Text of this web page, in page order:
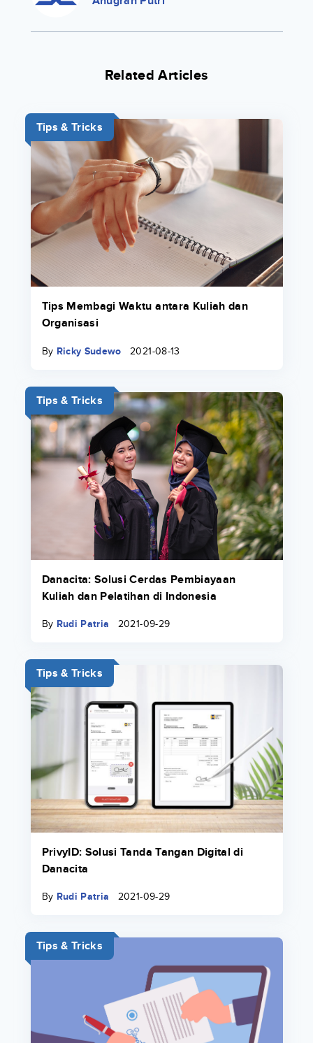
Related Articles
Tips & Tricks
Tips Membagi Waktu antara Kuliah dan
Organisasi
By Ricky Sudewo 2021-08-13
Tips & Tricks
Danacita: Solusi Cerdas Pembiayaan
Kuliah dan Pelatihan di Indonesia
By Rudi Patria 2021-09-29
Tips & Tricks
PrivyID: Solusi Tanda Tangan Digital di
Danacita
By Rudi Patria 2021-09-29
Tips & Tricks